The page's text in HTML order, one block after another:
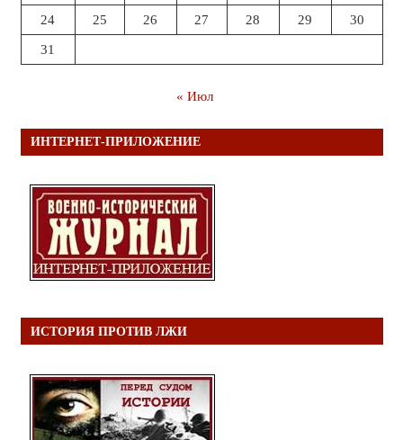
24 25 26 27 28 29 30
31
« Июл
ИНТЕРНЕТ-ПРИЛОЖЕНИЕ
ИСТОРИЯ ПРОТИВ ЛЖИ